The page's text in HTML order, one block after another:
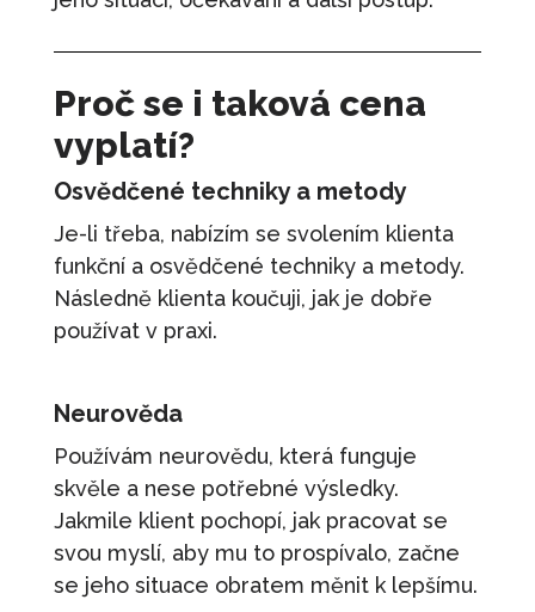
Proč se i taková cena
vyplatí?
Osvědčené techniky a metody
Je-li třeba, nabízím se svolením klienta
funkční a osvědčené techniky a metody.
Následně klienta koučuji, jak je dobře
používat v praxi.
Neurověda
Používám neurovědu, která funguje
skvěle a nese potřebné výsledky.
Jakmile klient pochopí, jak pracovat se
svou myslí, aby mu to prospívalo, začne
se jeho situace obratem měnit k lepšímu.